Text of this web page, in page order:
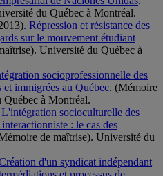
du Québec à Montréal.
. Répression et résistance des
sur le mouvement étudiant
Université du Québec à
socioprofessionnelle des
et immigrées au Québec. (Mémoire
à Montréal.
L'intégration socioculturelle des
: le cas des
de maîtrise). Université du
d'un syndicat indépendant